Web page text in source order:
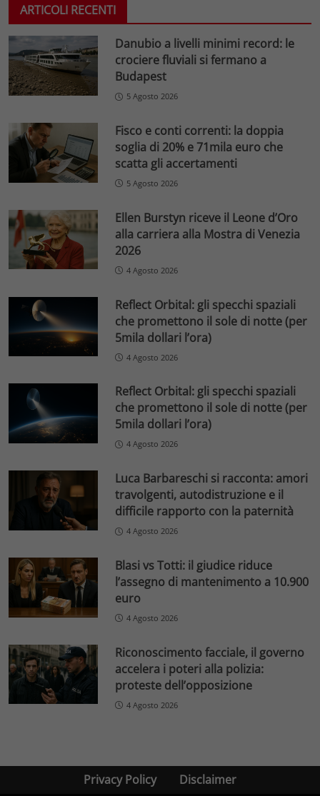
ARTICOLI RECENTI
Danubio a livelli minimi record: le
crociere fluviali si fermano a
Budapest
5 Agosto 2026
Fisco e conti correnti: la doppia
soglia di 20% e 71mila euro che
scatta gli accertamenti
5 Agosto 2026
Ellen Burstyn riceve il Leone d’Oro
alla carriera alla Mostra di Venezia
2026
4 Agosto 2026
Reflect Orbital: gli specchi spaziali
che promettono il sole di notte (per
5mila dollari l’ora)
4 Agosto 2026
Reflect Orbital: gli specchi spaziali
che promettono il sole di notte (per
5mila dollari l’ora)
4 Agosto 2026
Luca Barbareschi si racconta: amori
travolgenti, autodistruzione e il
difficile rapporto con la paternità
4 Agosto 2026
Blasi vs Totti: il giudice riduce
l’assegno di mantenimento a 10.900
euro
4 Agosto 2026
Riconoscimento facciale, il governo
accelera i poteri alla polizia:
proteste dell’opposizione
4 Agosto 2026
Privacy Policy Disclaimer